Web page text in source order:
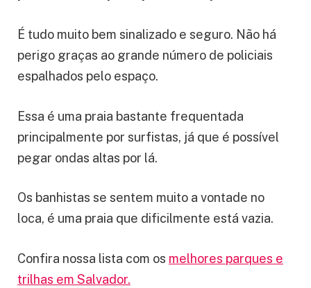
É tudo muito bem sinalizado e seguro. Não há
perigo graças ao grande número de policiais
espalhados pelo espaço.
Essa é uma praia bastante frequentada
principalmente por surfistas, já que é possível
pegar ondas altas por lá.
Os banhistas se sentem muito a vontade no
loca, é uma praia que dificilmente está vazia.
Confira nossa lista com os melhores parques e
trilhas em Salvador.